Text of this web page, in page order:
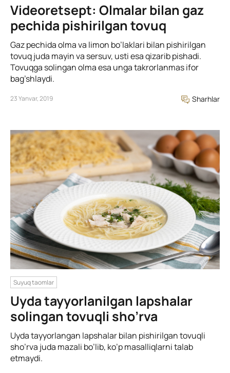
Videoretsept: Olmalar bilan gaz
pechida pishirilgan tovuq
Gaz pechida olma va limon bo’laklari bilan pishirilgan
tovuq juda mayin va sersuv, usti esa qizarib pishadi.
Tovuqga solingan olma esa unga takrorlanmas ifor
bag’shlaydi.
23 Yanvar, 2019 Sharhlar
Suyuq taomlar
Uyda tayyorlanilgan lapshalar
solingan tovuqli sho’rva
Uyda tayyorlangan lapshalar bilan pishirilgan tovuqli
sho’rva juda mazali bo’lib, ko’p masalliqlarni talab
etmaydi.